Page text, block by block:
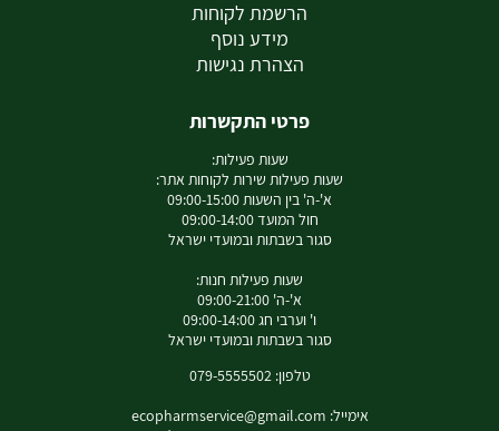
הרשמת לקוחות
מידע נוסף
הצהרת נגישות
פרטי התקשרות
שעות פעילות:
שעות פעילות שירות לקוחות אתר:
א'-ה' בין השעות 09:00-15:00
חול המועד 09:00-14:00
סגור בשבתות ובמועדי ישראל
שעות פעילות חנות:
א'-ה' 09:00-21:00
ו' וערבי חג 09:00-14:00
סגור בשבתות ובמועדי ישראל
טלפון: 079-5555502
אימייל: ecopharmservice@gmail.com